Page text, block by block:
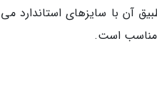
آن با سایزهای استاندارد می
مناسب است.